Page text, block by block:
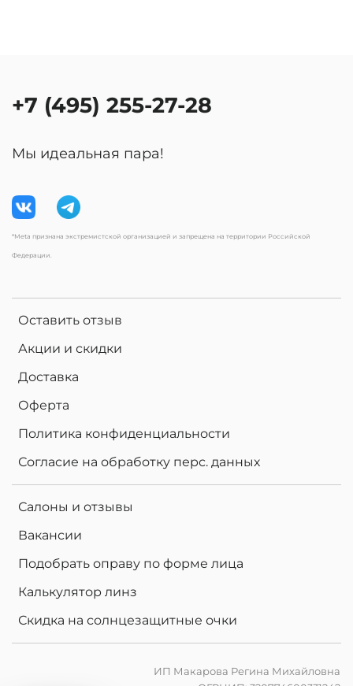
Оставить отзыв
Акции и скидки
Доставка
Оферта
Политика конфиденциальности
Согласие на обработку перс. данных
Салоны и отзывы
Вакансии
Подобрать оправу по форме лица
Калькулятор линз
Скидка на солнцезащитные очки
+7 (495) 255-27-28
Мы идеальная пара!
*Meta признана экстремистской организацией и запрещена на территории Российской
Федерации.
ИП Макарова Регина Михайловна